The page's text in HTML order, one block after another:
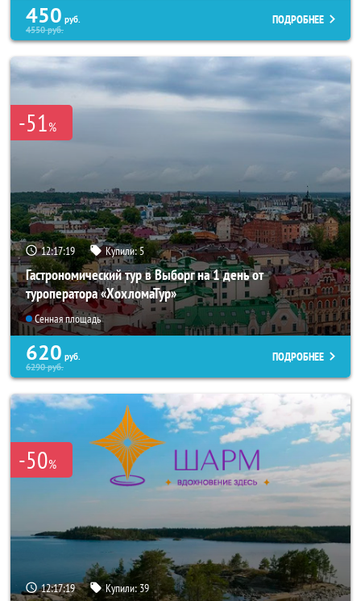
450 руб.
4550руб.
ПОДРОБНЕЕ
-51%
12:17:18 Купили:5
Гастрономический тур в Выборг на 1 день от
туроператора «ХохломаТур»
Сенная площадь
620 руб.
6290руб.
ПОДРОБНЕЕ
-50%
12:17:18 Купили:39